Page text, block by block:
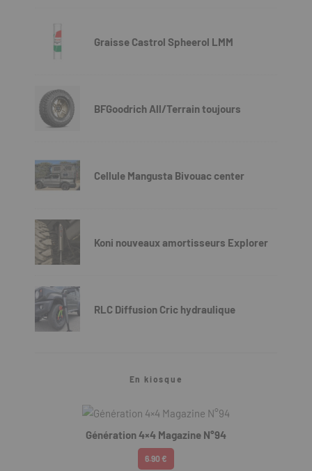
Graisse Castrol Spheerol LMM
BFGoodrich All/Terrain toujours
Cellule Mangusta Bivouac center
Koni nouveaux amortisseurs Explorer
RLC Diffusion Cric hydraulique
En kiosque
Génération 4×4 Magazine N°94
6.90 €